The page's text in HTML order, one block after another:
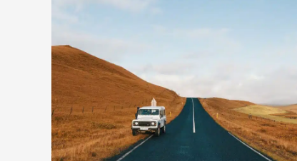
Travel Video